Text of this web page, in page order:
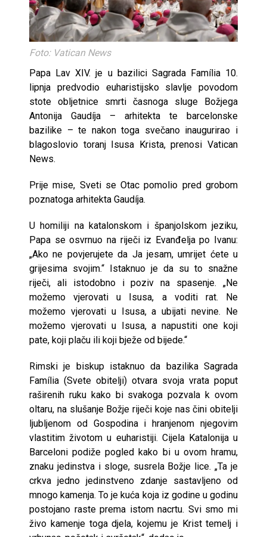
Foto: Vatican News
Papa Lav XIV. je u bazilici Sagrada Família 10.
lipnja predvodio euharistijsko slavlje povodom
stote obljetnice smrti časnoga sluge Božjega
Antonija Gaudíja – arhitekta te barcelonske
bazilike – te nakon toga svečano inaugurirao i
blagoslovio toranj Isusa Krista, prenosi Vatican
News.
Prije mise, Sveti se Otac pomolio pred grobom
poznatoga arhitekta Gaudíja.
U homiliji na katalonskom i španjolskom jeziku,
Papa se osvrnuo na riječi iz Evanđelja po Ivanu:
„Ako ne povjerujete da Ja jesam, umrijet ćete u
grijesima svojim.“ Istaknuo je da su to snažne
riječi, ali istodobno i poziv na spasenje. „Ne
možemo vjerovati u Isusa, a voditi rat. Ne
možemo vjerovati u Isusa, a ubijati nevine. Ne
možemo vjerovati u Isusa, a napustiti one koji
pate, koji plaču ili koji bježe od bijede.“
Rimski je biskup istaknuo da bazilika Sagrada
Família (Svete obitelji) otvara svoja vrata poput
raširenih ruku kako bi svakoga pozvala k ovom
oltaru, na slušanje Božje riječi koje nas čini obitelji
ljubljenom od Gospodina i hranjenom njegovim
vlastitim životom u euharistiji. Cijela Katalonija u
Barceloni podiže pogled kako bi u ovom hramu,
znaku jedinstva i sloge, susrela Božje lice. „Ta je
crkva jedno jedinstveno zdanje sastavljeno od
mnogo kamenja. To je kuća koja iz godine u godinu
postojano raste prema istom nacrtu. Svi smo mi
živo kamenje toga djela, kojemu je Krist temelj i